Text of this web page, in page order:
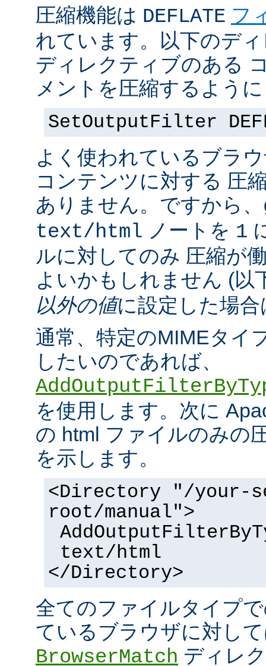
圧縮機能は DEFLATE フ
れています。以下のデ
ディレクティブのある
メントを圧縮するよう
SetOutputFilter
よく使われているブラ
コンテンツに対する 圧
ありません。ですから、
text/html ノートを 1
ルに対してのみ 圧縮が
よいかもしれません (以
以外の値に設定した場
通常、特定のMIMEタイ
したいのであれば、
を使用します。次に
の html ファイルのみの
を示します。
<Directory "/your-
root/manual">
text/html
</Directory>
全てのファイルタイプ
ているブラウザに対し
BrowserMatch ディレ